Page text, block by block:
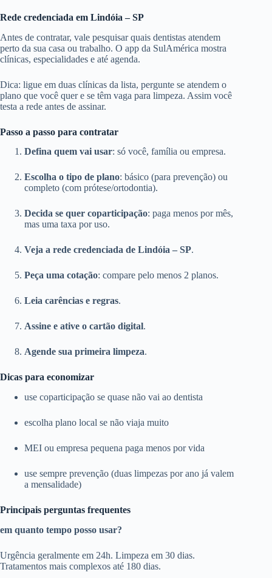
Rede credenciada em Lindóia – SP
Antes de contratar, vale pesquisar quais dentistas atendem
perto da sua casa ou trabalho. O app da SulAmérica mostra
clínicas, especialidades e até agenda.
Dica: ligue em duas clínicas da lista, pergunte se atendem o
plano que você quer e se têm vaga para limpeza. Assim você
testa a rede antes de assinar.
Passo a passo para contratar
Defina quem vai usar: só você, família ou empresa.
Escolha o tipo de plano: básico (para prevenção) ou
completo (com prótese/ortodontia).
Decida se quer coparticipação: paga menos por mês,
mas uma taxa por uso.
Veja a rede credenciada de Lindóia – SP.
Peça uma cotação: compare pelo menos 2 planos.
Leia carências e regras.
Assine e ative o cartão digital.
Agende sua primeira limpeza.
Dicas para economizar
use coparticipação se quase não vai ao dentista
escolha plano local se não viaja muito
MEI ou empresa pequena paga menos por vida
use sempre prevenção (duas limpezas por ano já valem
a mensalidade)
Principais perguntas frequentes
em quanto tempo posso usar?
Urgência geralmente em 24h. Limpeza em 30 dias.
Tratamentos mais complexos até 180 dias.